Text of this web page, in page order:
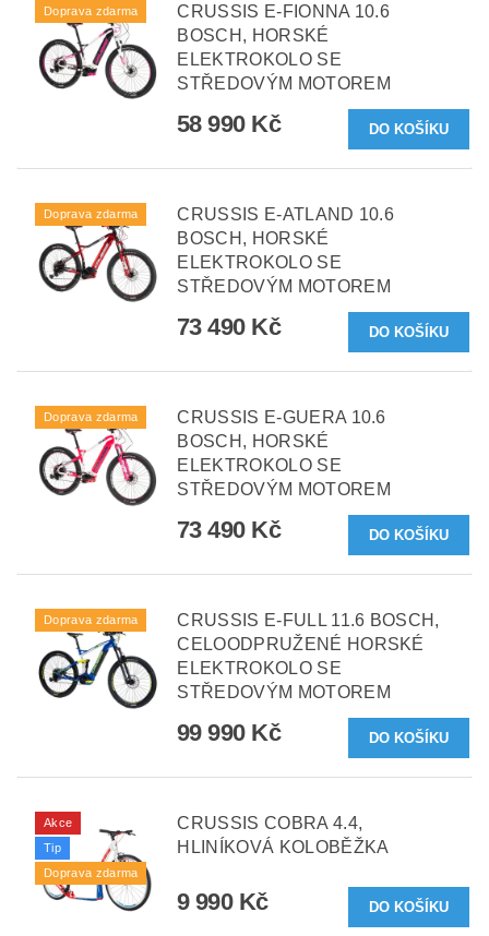
Doprava zdarma
CRUSSIS E-FIONNA 10.6
BOSCH, HORSKÉ
ELEKTROKOLO SE
STŘEDOVÝM MOTOREM
58 990 Kč
Doprava zdarma
CRUSSIS E-ATLAND 10.6
BOSCH, HORSKÉ
ELEKTROKOLO SE
STŘEDOVÝM MOTOREM
73 490 Kč
Doprava zdarma
CRUSSIS E-GUERA 10.6
BOSCH, HORSKÉ
ELEKTROKOLO SE
STŘEDOVÝM MOTOREM
73 490 Kč
Doprava zdarma
CRUSSIS E-FULL 11.6 BOSCH,
CELOODPRUŽENÉ HORSKÉ
ELEKTROKOLO SE
STŘEDOVÝM MOTOREM
99 990 Kč
Akce
Tip
Doprava zdarma
CRUSSIS COBRA 4.4,
HLINÍKOVÁ KOLOBĚŽKA
9 990 Kč